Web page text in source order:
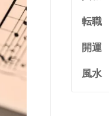
転職
開運
風水